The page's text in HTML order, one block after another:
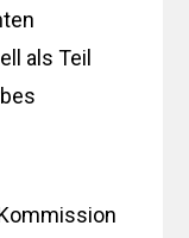
als Teil